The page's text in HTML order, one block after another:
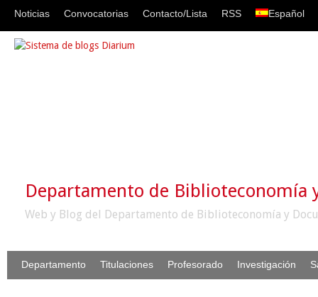
Noticias Convocatorias Contacto/Lista RSS Español
Departamento de Biblioteconomía
Web y Blog del Departamento de Biblioteconomía y
Departamento Titulaciones Profesorado Investigación